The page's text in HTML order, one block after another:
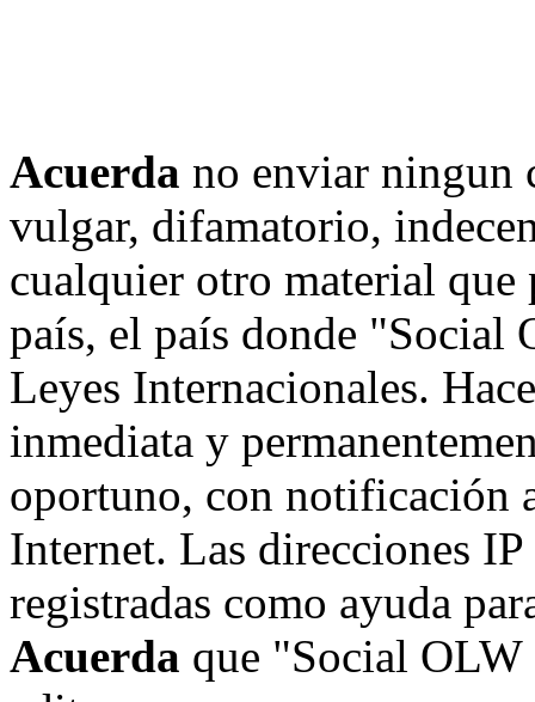
Acuerda no enviar ningun
vulgar, difamatorio,
cualquier otro material
país, el país donde "Social
Leyes Internacionales.
inmediata y
oportuno, con notificación
Internet. Las direcciones
registradas como ayuda
Acuerda que "Social